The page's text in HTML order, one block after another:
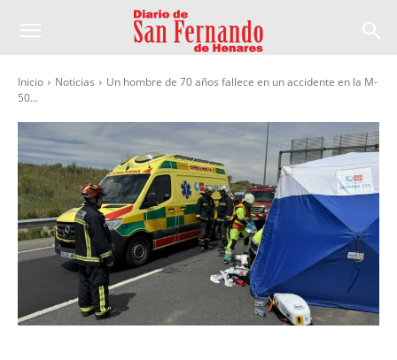
Inicio Noticias
Un hombre de 70 años fallece en un accidente en la M-
50...